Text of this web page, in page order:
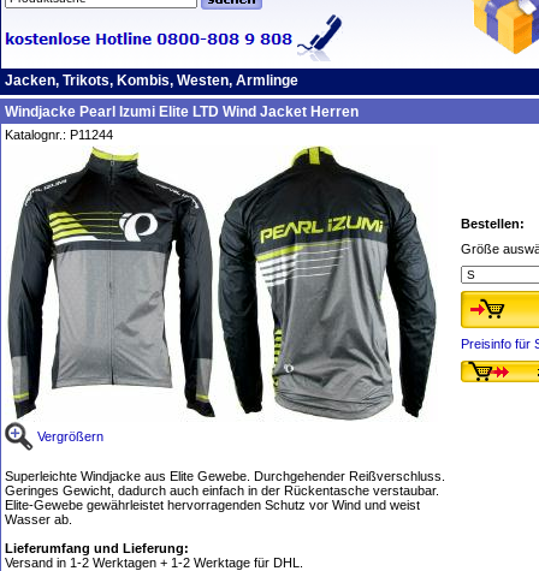
Jacken, Trikots, Kombis, Westen, Armlinge
Windjacke Pearl Izumi Elite LTD Wind Jacket Herren
Katalognr.: P11244
Vergrößern
Superleichte Windjacke aus Elite Gewebe. Durchgehender Reißverschluss.
Geringes Gewicht, dadurch auch einfach in der Rückentasche verstaubar.
Elite-Gewebe gewährleistet hervorragenden Schutz vor Wind und weist
Wasser ab.
Lieferumfang und Lieferung:
Versand in 1-2 Werktagen + 1-2 Werktage für DHL.
Bestellen:
Größe
Preisinfo für